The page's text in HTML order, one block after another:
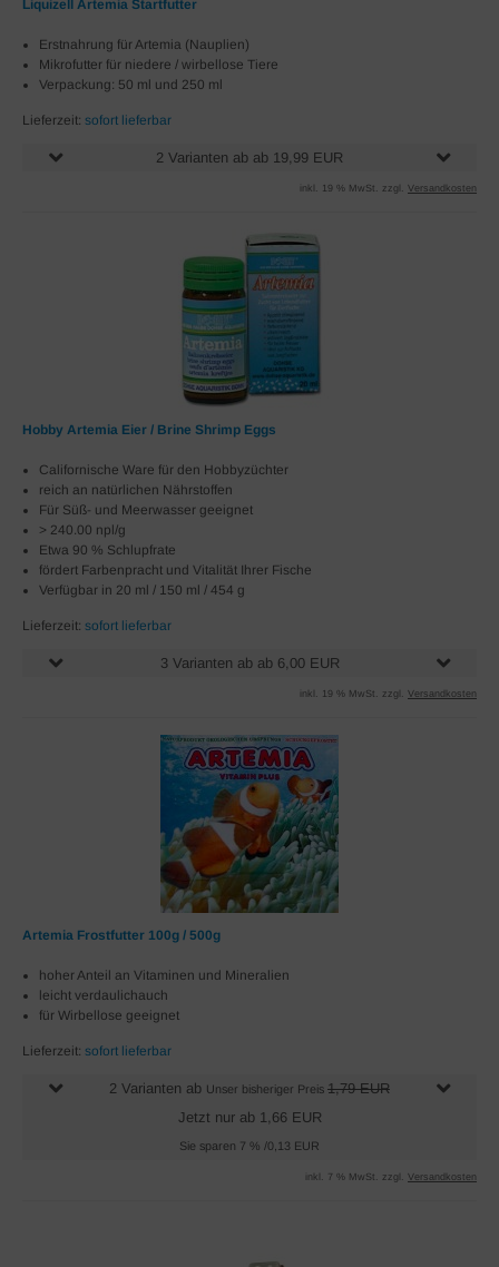
Liquizell Artemia Startfutter
Erstnahrung für Artemia (Nauplien)
Mikrofutter für niedere / wirbellose Tiere
Verpackung: 50 ml und 250 ml
Lieferzeit: sofort lieferbar
2 Varianten ab ab 19,99 EUR
inkl. 19 % MwSt. zzgl. Versandkosten
Hobby Artemia Eier / Brine Shrimp Eggs
Californische Ware für den Hobbyzüchter
reich an natürlichen Nährstoffen
Für Süß- und Meerwasser geeignet
> 240.00 npl/g
Etwa 90 % Schlupfrate
fördert Farbenpracht und Vitalität Ihrer Fische
Verfügbar in 20 ml / 150 ml / 454 g
Lieferzeit: sofort lieferbar
3 Varianten ab ab 6,00 EUR
inkl. 19 % MwSt. zzgl. Versandkosten
Artemia Frostfutter 100g / 500g
hoher Anteil an Vitaminen und Mineralien
leicht verdaulichauch
für Wirbellose geeignet
Lieferzeit: sofort lieferbar
2 Varianten ab Unser bisheriger Preis 1,79 EUR
Jetzt nur ab 1,66 EUR
Sie sparen 7 % /0,13 EUR
inkl. 7 % MwSt. zzgl. Versandkosten